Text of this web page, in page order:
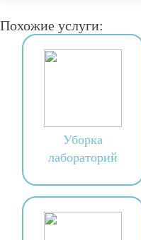
Похожие услуги:
Уборка
лабораторий